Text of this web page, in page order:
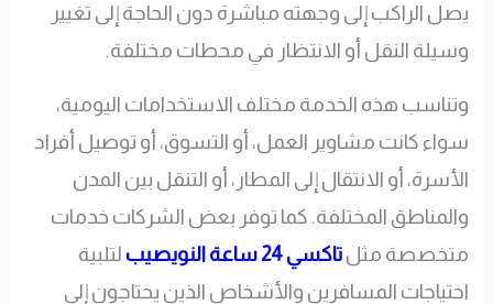
يصل الراكب إلى وجهته مباشرة دون الحاجة إلى تغيير
وسيلة النقل أو الانتظار في محطات مختلفة.
وتناسب هذه الخدمة مختلف الاستخدامات اليومية،
سواء كانت مشاوير العمل، أو التسوق، أو توصيل أفراد
الأسرة، أو الانتقال إلى المطار، أو التنقل بين المدن
والمناطق المختلفة. كما توفر بعض الشركات خدمات
متخصصة مثلتاكسي 24 ساعة النويصيب
لتلبية
احتياجات المسافرين والأشخاص الذين يحتاجون إلى